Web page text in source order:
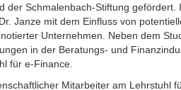
der Schmalenbach-Stiftung gefördert.
Janze mit dem Einfluss von
Unternehmen. Neben dem
in der Beratungs- und
für e-Finance.
Mitarbeiter am Lehrstuhl